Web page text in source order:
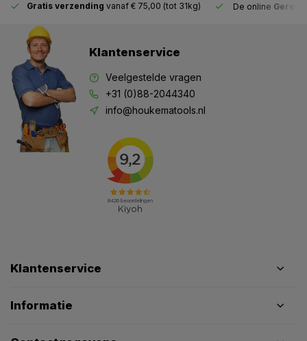
Gratis verzending vanaf € 75,00 (tot 31kg) De online
Klantenservice
Veelgestelde vragen
+31 (0)88-2044340
info@houkematools.nl
Klantenservice
Informatie